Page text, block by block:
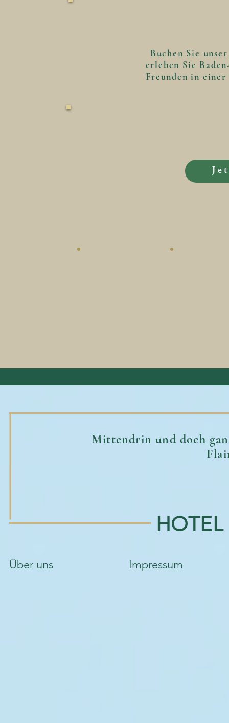
Buchen Sie
erleben Sie
Freunden in
Mittendrin und doch
HOTEL
Über uns Impressum